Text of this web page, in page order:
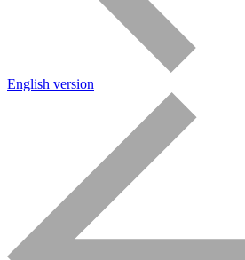
English version